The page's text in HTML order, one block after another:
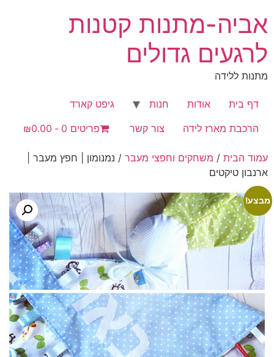
לתוכן
אביה-מתנות קטנות
לרגעים גדולים
מתנות ללידה
דף בית אודות חנות
גיפט קארד
הרכבת מארז לידה
צור קשר פריטים 0 ₪0.00
עמוד הבית / משחקים וחפצי מעבר / נמנומון | חפץ מעבר |
ארנבון טיקטים
מבצע!